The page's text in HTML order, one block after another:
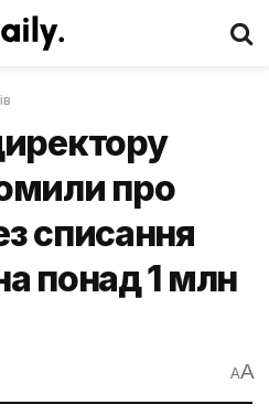
про
списання
понад 1 млн
AA